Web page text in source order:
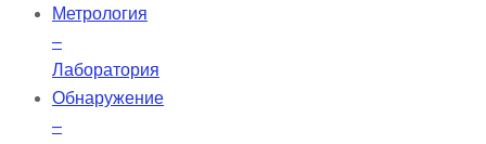
Метрология
–
Лаборатория
Обнаружение
–